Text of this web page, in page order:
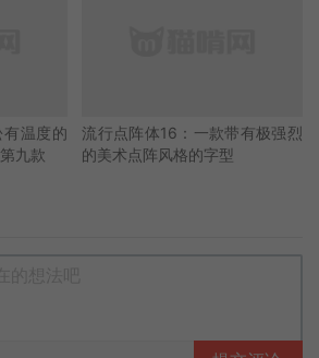
温度的
九款
流行点阵体16：一款带有极强烈
的美术点阵风格的字型